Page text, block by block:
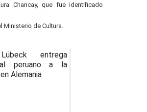
Chancay, que fue identificado
Ministerio de Cultura.